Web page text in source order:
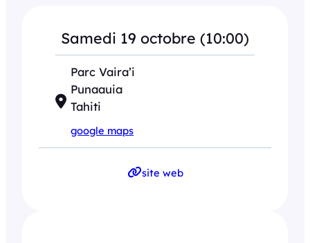
Samedi 19 octobre (10:00)
Parc Vaira’i
Punaauia
Tahiti
google maps
site web